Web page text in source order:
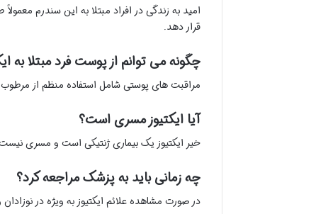
امید به زندگی در افراد مبتلا به این سندرم
قرار دهد.
چگونه می توانم از پوست فرد مبتلا به
مراقبت های پوستی شامل استفاده منظم از
آیا ایکتیوز مسری است؟
خیر ایکتیوز یک بیماری ژنتیکی است و مسری
چه زمانی باید به پزشک مراجعه کرد؟
در صورت مشاهده علائم ایکتیوز به ویژه در